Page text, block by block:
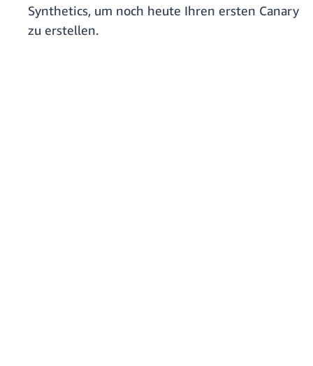
Synthetics, um noch heute Ihren ersten Canary
zu erstellen.